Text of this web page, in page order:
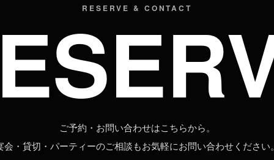
RESERVE & CONTACT
ご予約・お問い合わせはこちらから。
会・貸切・パーティーのご相談もお気軽にお問い合わせください